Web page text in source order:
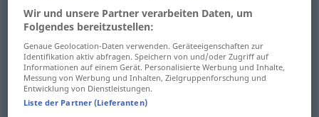
double-sided zweiseitig Folie etc
two-sided zweiseitig Folie etc
two-sided zweiseitig MATH
Wir und unsere Partner verarbeiten Daten, um
Folgendes bereitzustellen:
Genaue Geolocation-Daten verwenden. Geräteeigenschaften zur
Identifikation aktiv abfragen. Speichern von und/oder Zugriff auf
Informationen auf einem Gerät. Personalisierte Werbung und Inhalte,
Messung von Werbung und Inhalten, Zielgruppenforschung und
Entwicklung von Dienstleistungen.
Liste der Partner (Lieferanten)